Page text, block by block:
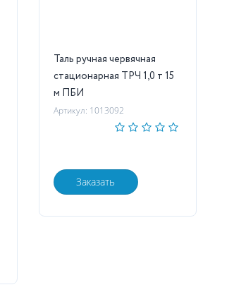
Таль ручная червячная
стационарная ТРЧ 1,0 т 15
м ПБИ
Артикул: 1013092
Заказать